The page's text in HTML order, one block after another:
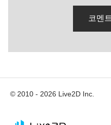
© 2010 - 2026 Live2D Inc.